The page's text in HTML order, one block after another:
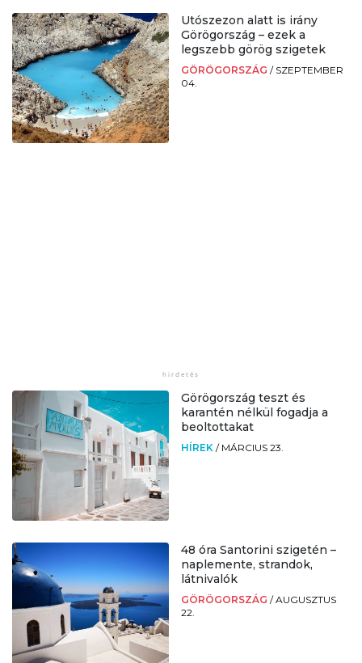
Utószezon alatt is irány
Görögország – ezek a
legszebb görög szigetek
GÖRÖGORSZÁG / SZEPTEMBER
04.
Görögország teszt és
karantén nélkül fogadja a
beoltottakat
HÍREK / MÁRCIUS 23.
48 óra Santorini szigetén –
naplemente, strandok,
látnivalók
GÖRÖGORSZÁG /AUGUSZTUS
22.